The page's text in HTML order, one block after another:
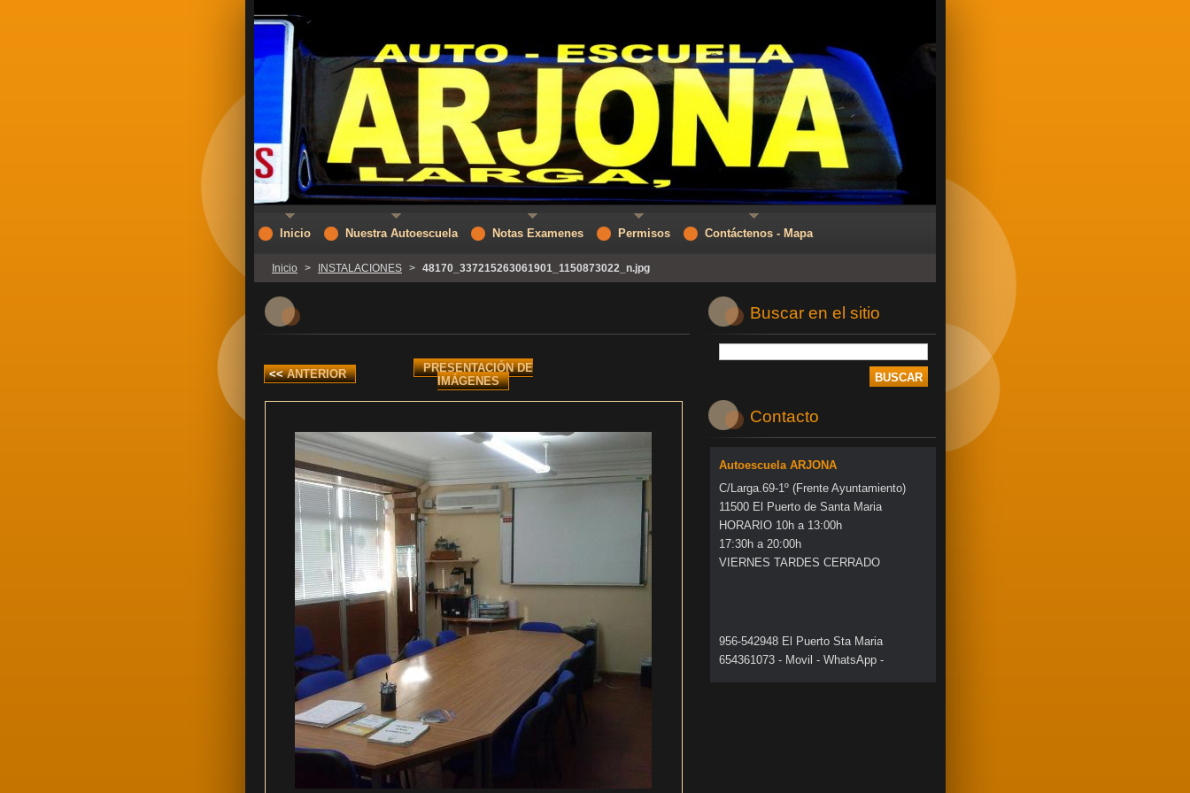
Inicio > INSTALACIONES > 48170_337215263061901_1150873022_n.jpg
<< ANTERIOR
PRESENTACIÓN DE
IMÁGENES
Buscar en el sitio
Contacto
Autoescuela ARJONA
C/Larga.69-1º (Frente Ayuntamiento)
11500 El Puerto de Santa Maria
HORARIO 10h a 13:00h
17:30h a 20:00h
VIERNES TARDES CERRADO
956-542948 El Puerto Sta Maria
654361073 - Movil - WhatsApp -
Inicio Nuestra Autoescuela Notas Examenes Permisos Contáctenos - Mapa